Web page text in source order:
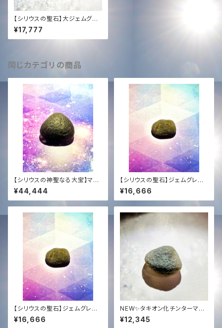
【シリウスの聖石】大ジェムグレ
ード・チンターマニストーン (6.1
g)｜透明度最高ランク ＋ タキ
オン化
¥17,777
同じカテゴリの商品
【シリウスの神聖なる大宝】マス
ターサイズ・チンターマニストー
ン (10.5g)｜至高の光のアンカ
ー ＋ 恒久的タキオン化
¥44,444
【シリウスの聖石】ジェムグレー
ド・チンターマニストーン (5.4g)
｜至高の透明度 ＋ 恒久的タキ
オン化
¥16,666
【シリウスの聖石】ジェムグレー
ド・チンターマニストーン (5.3g)
｜至高の透明度 ＋ 恒久的タキ
¥16,666
NEW✨タキオン化チンターマニ
ストーン高品質ジェムグレード✨
3.7g✨
¥12,345